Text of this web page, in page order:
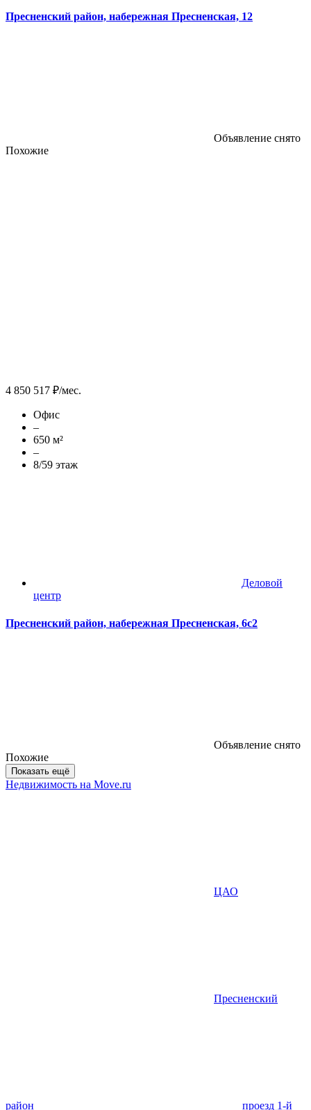
Пресненский район, набережная Пресненская, 12
Объявление снято
Похожие
4 850 517 ₽/мес.
Офис
–
650 м²
–
8/59 этаж
Деловой
центр
Пресненский район, набережная Пресненская, 6с2
Объявление снято
Похожие
Показать ещё
Недвижимость на Move.ru
ЦАО
Пресненский
район
проезд 1-й